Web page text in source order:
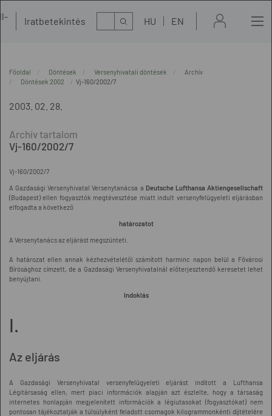
Iratbetekintés Kereső HU EN
Főoldal Döntések Versenyhivatali döntések
Archív
Döntések 2002
Vj-160/2002/7
2003. 02. 28.
Vj-160/2002/7
Vj-160/2002/7
A Gazdasági Versenyhivatal Versenytanácsa a Deutsche Lufthansa Aktiengesellschaft
(Budapest) ellen fogyasztók megtévesztése miatt indult versenyfelügyeleti eljárásban
elfogadta a következő
határozatot
A Versenytanács az eljárást megszünteti.
A határozat ellen annak kézhezvételétől számított harminc napon belül a Fővárosi
Bírósághoz címzett, de a Gazdasági Versenyhivatalnál előterjesztendő keresetet lehet
benyújtani.
Indoklás
I.
Az eljárás
A Gazdasági Versenyhivatal versenyfelügyeleti eljárást indított a Lufthansa
Légitársaság ellen, mert piaci információk alapján azt észlelte, hogy a társaság
internetes honlapján megjelenített információk a légiutasokat (fogyasztókat) nem
pontosan tájékoztatják a túlsúlyként feladott csomagok kilogrammonkénti díjtételére